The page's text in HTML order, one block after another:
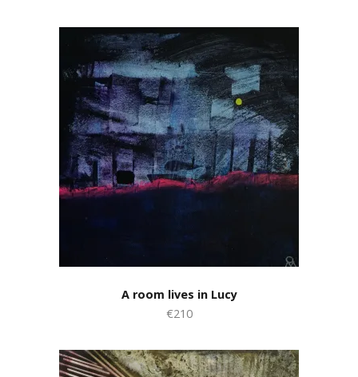
A room lives in Lucy
€210